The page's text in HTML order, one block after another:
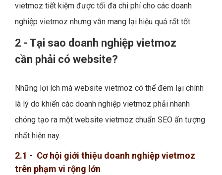
vietmoz tiết kiệm được tối đa chi phí cho các doanh
nghiệp vietmoz nhưng vẫn mang lại hiệu quả rất tốt.
2 - Tại sao doanh nghiệp vietmoz
cần phải có website?
Những lợi ích mà website vietmoz có thể đem lại chính
là lý do khiến các doanh nghiệp vietmoz phải nhanh
chóng tạo ra một website vietmoz chuẩn SEO ấn tượng
nhất hiện nay.
2.1 - Cơ hội giới thiệu doanh nghiệp vietmoz
trên phạm vi rộng lớn